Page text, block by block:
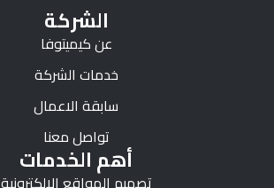
الشركة
عن كيميتوفا
خدمات الشركة
سابقة الاعمال
تواصل معنا
أهم الخدمات
تصميم المواقع الالكترونية